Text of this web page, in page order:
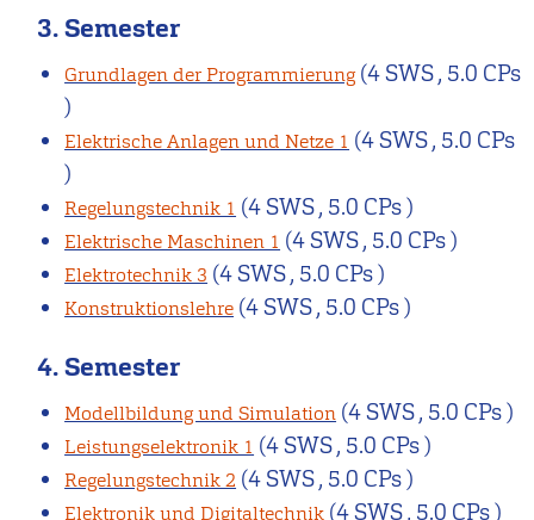
3. Semester
Grundlagen der Programmierung (4 SWS , 5.0 CPs
)
Elektrische Anlagen und Netze 1 (4 SWS , 5.0 CPs
)
Regelungstechnik 1 (4 SWS , 5.0 CPs )
Elektrische Maschinen 1 (4 SWS , 5.0 CPs )
Elektrotechnik 3 (4 SWS , 5.0 CPs )
Konstruktionslehre (4 SWS , 5.0 CPs )
4. Semester
Modellbildung und Simulation (4 SWS , 5.0 CPs )
Leistungselektronik 1 (4 SWS , 5.0 CPs )
Regelungstechnik 2 (4 SWS , 5.0 CPs )
Elektronik und Digitaltechnik (4 SWS , 5.0 CPs )